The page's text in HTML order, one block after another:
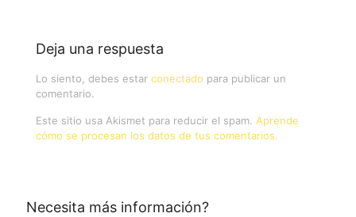
Deja una respuesta
Lo siento, debes estar conectado para publicar un
comentario.
Este sitio usa Akismet para reducir el spam. Aprende
cómo se procesan los datos de tus comentarios.
Necesita más información?